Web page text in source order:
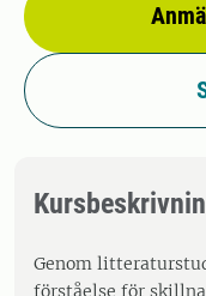
Genom
förståelse för